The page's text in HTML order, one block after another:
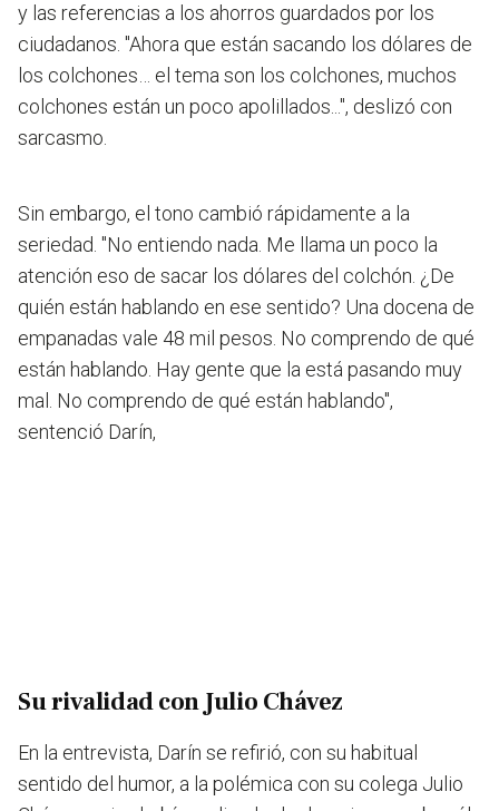
y las referencias a los ahorros guardados por los
ciudadanos. "Ahora que están sacando los dólares de
los colchones… el tema son los colchones, muchos
colchones están un poco apolillados...", deslizó con
sarcasmo.
Sin embargo, el tono cambió rápidamente a la
seriedad. "No entiendo nada. Me llama un poco la
atención eso de sacar los dólares del colchón. ¿De
quién están hablando en ese sentido? Una docena de
empanadas vale 48 mil pesos. No comprendo de qué
están hablando. Hay gente que la está pasando muy
mal. No comprendo de qué están hablando",
sentenció Darín,
Su rivalidad con Julio Chávez
En la entrevista, Darín se refirió, con su habitual
sentido del humor, a la polémica con su colega Julio